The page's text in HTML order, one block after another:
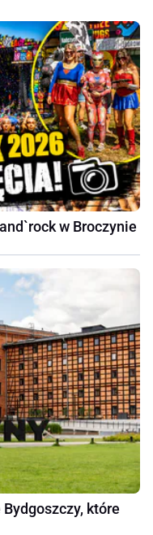
w Broczynie
które